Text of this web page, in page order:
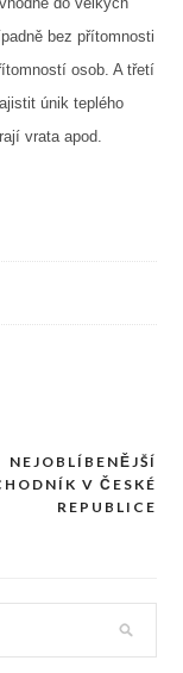
bez přítomnosti
osob. A třetí
únik teplého
vrata apod.
NEJOBLÍBENĚJŠÍ
V ČESKÉ
REPUBLICE